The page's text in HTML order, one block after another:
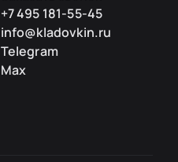
+7 495 181-55-45
info@kladovkin.ru
Telegram
Max